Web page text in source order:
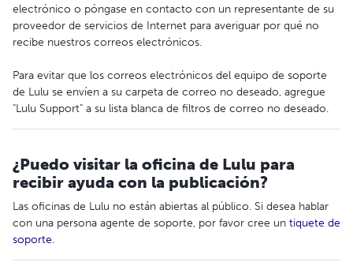
electrónico o póngase en contacto con un representante de su
proveedor de servicios de Internet para averiguar por qué no
recibe nuestros correos electrónicos.
Para evitar que los correos electrónicos del equipo de soporte
de Lulu se envíen a su carpeta de correo no deseado, agregue
"Lulu Support" a su lista blanca de filtros de correo no deseado.
¿Puedo visitar la oficina de Lulu para
recibir ayuda con la publicación?
Las oficinas de Lulu no están abiertas al público. Si desea hablar
con una persona agente de soporte, por favor cree un tiquete de
soporte.